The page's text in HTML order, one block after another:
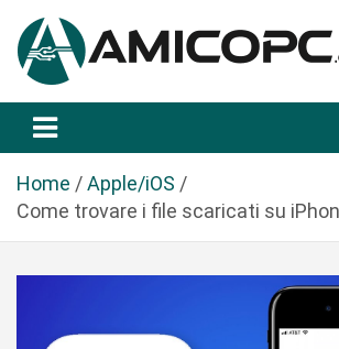
a
Amicopc.com
Home
Apple/iOS
Come trovare i file scaricati su